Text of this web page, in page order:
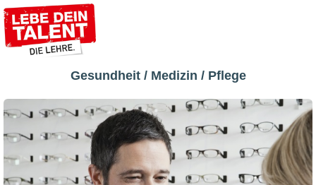
Gesundheit / Medizin / Pflege